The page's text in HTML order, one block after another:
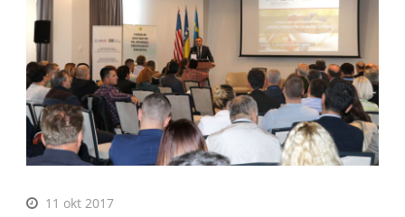
BiH
11 okt 2017